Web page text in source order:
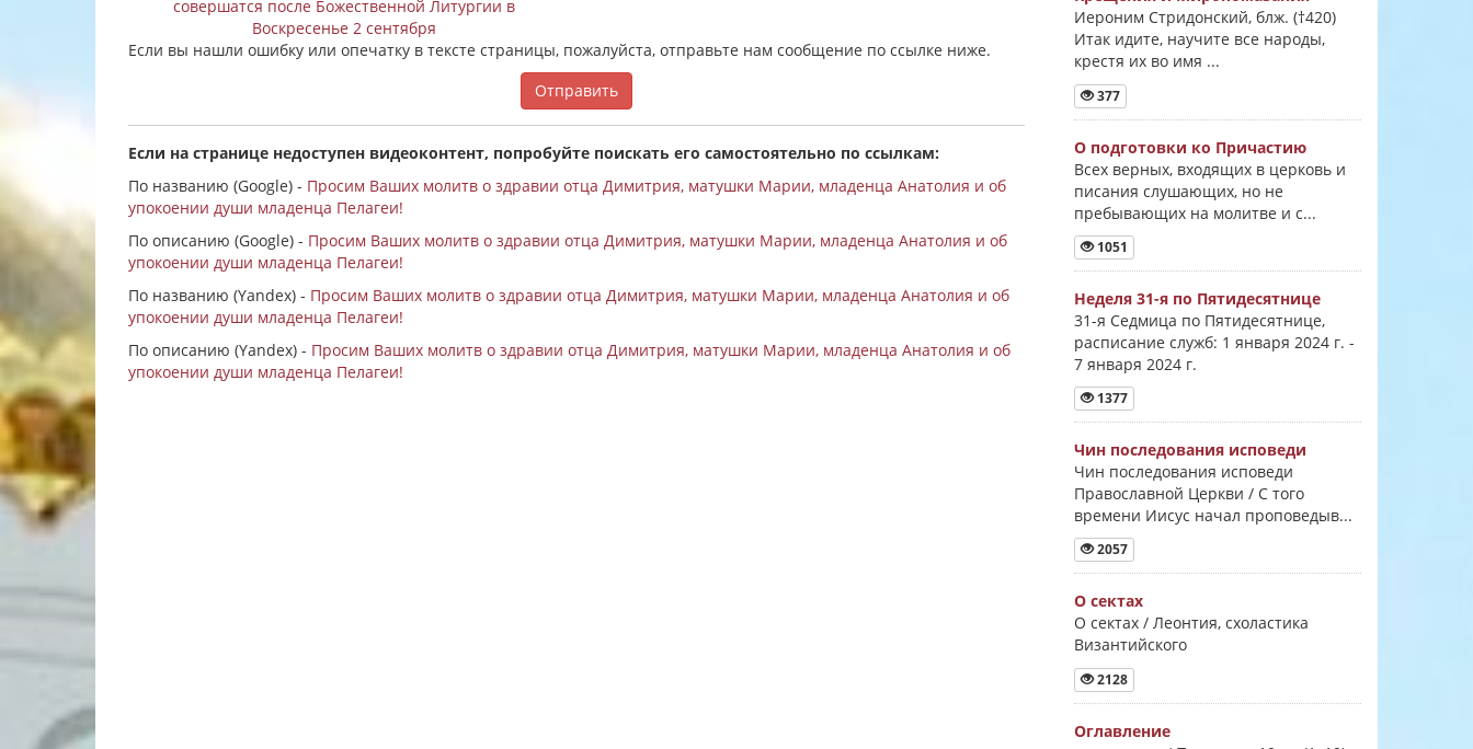
совершатся после Божественной Литургии в
Воскресенье 2 сентября
Если вы нашли ошибку или опечатку в тексте страницы, пожалуйста, отправьте нам сообщение по ссылке ниже.
Отправить
Если на странице недоступен видеоконтент, попробуйте поискать его самостоятельно по ссылкам:
По названию (Google) - Просим Ваших молитв о здравии отца Димитрия, матушки Марии, младенца Анатолия и об
упокоении души младенца Пелагеи!
По описанию (Google) - Просим Ваших молитв о здравии отца Димитрия, матушки Марии, младенца Анатолия и об
упокоении души младенца Пелагеи!
По названию (Yandex) - Просим Ваших молитв о здравии отца Димитрия, матушки Марии, младенца Анатолия и об
упокоении души младенца Пелагеи!
По описанию (Yandex) - Просим Ваших молитв о здравии отца Димитрия, матушки Марии, младенца Анатолия и об
упокоении души младенца Пелагеи!
Иероним Стридонский, блж. (†420)
Итак идите, научите все народы,
крестя их во имя ...
377
О подготовки ко Причастию
Всех верных, входящих в церковь и
писания слушающих, но не
пребывающих на молитве и с...
1051
Неделя 31-я по Пятидесятнице
31-я Седмица по Пятидесятнице,
расписание служб: 1 января 2024 г. -
7 января 2024 г.
1377
Чин последования исповеди
Чин последования исповеди
Православной Церкви / С того
времени Иисус начал проповедыв...
2057
О сектах
О сектах / Леонтия, схоластика
Византийского
2128
Оглавление